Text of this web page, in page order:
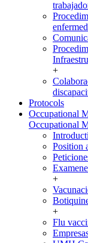
+
Protocols
Occupational
Occupational
Position
+
+
Flu